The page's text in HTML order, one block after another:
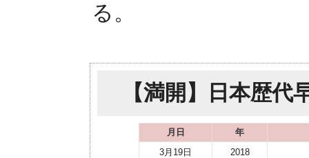
る。
【満開】日本歴代
月日
年
3月19日
2018